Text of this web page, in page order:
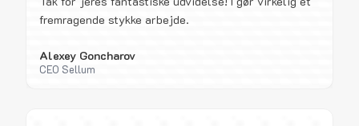
fremragende stykke arbejde.
Alexey Goncharov
CEO Sellum